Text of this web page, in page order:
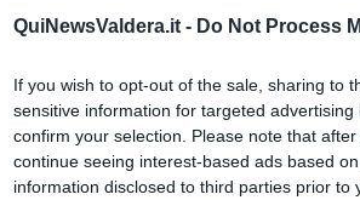
QuiNewsValdera.it - Do Not Process
If you wish to opt-out of the sale, sharing to
sensitive information for targeted
confirm your selection. Please note that
continue seeing interest-based ads based
information disclosed to third parties prior
DIZIONARIO MINIMO:
Libero Venturi